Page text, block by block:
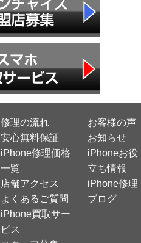
修理の流れ
安心無料保証
iPhone修理価格
一覧
店舗アクセス
よくあるご質問
iPhone買取サー
ビス
お客様の声
お知らせ
iPhoneお役
立ち情報
iPhone修理
ブログ